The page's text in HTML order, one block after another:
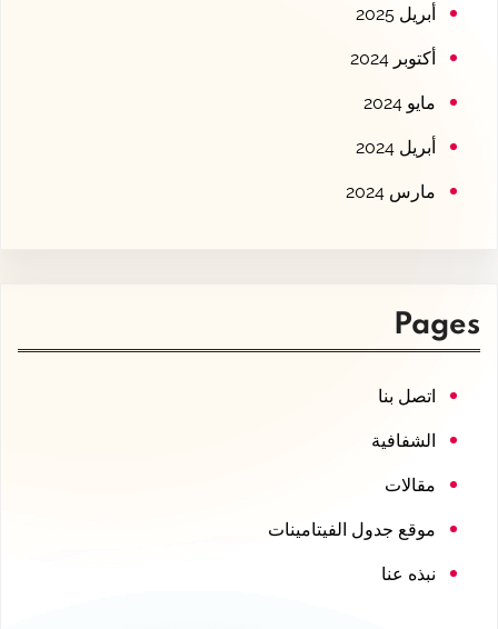
أبريل 2025
أكتوبر 2024
مايو 2024
أبريل 2024
مارس 2024
Pages
اتصل بنا
الشفافية
مقالات
موقع جدول الفيتامينات
نبذه عنا